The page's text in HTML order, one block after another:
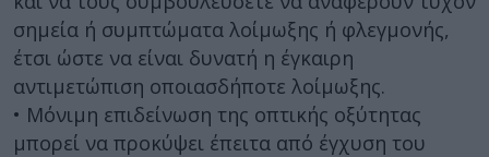
σημεία ή συμπτώματα λοίμωξης ή φλεγμονής,
έτσι ώστε να είναι δυνατή η έγκαιρη
αντιμετώπιση οποιασδήποτε λοίμωξης.
• Μόνιμη επιδείνωση της οπτικής οξύτητας
μπορεί να προκύψει έπειτα από έγχυση του